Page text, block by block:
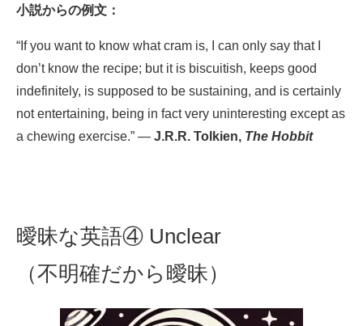
小説からの例文：
“If you want to know what cram is, I can only say that I
don’t know the recipe; but it is biscuitish, keeps good
indefinitely, is supposed to be sustaining, and is certainly
not entertaining, being in fact very uninteresting except as
a chewing exercise.” — J.R.R. Tolkien, The Hobbit
曖昧な英語④ Unclear
（不明確だから曖昧）